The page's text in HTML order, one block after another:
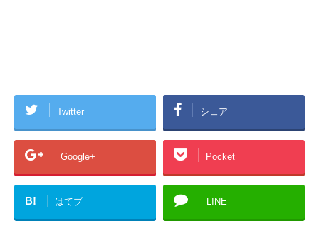
Twitter シェア
Google+ Pocket
B! はてブ LINE